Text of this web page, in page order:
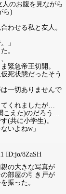
のお腹を見ながら
ら)
わせる私と友人。
」
。
緊急帝王切開。
死状態だったそう
一切ありませんで
てくれましたが…
こえた)のだろう…
(共に小学生)。
いよねw」
ID:jo/8ZaSH
の大きな写真が
部屋の引き戸が
振った。